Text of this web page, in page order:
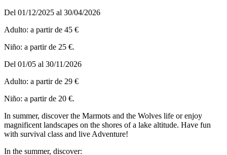
Del 01/12/2025 al 30/04/2026
Adulto: a partir de 45 €
Niño: a partir de 25 €.
Del 01/05 al 30/11/2026
Adulto: a partir de 29 €
Niño: a partir de 20 €.
In summer, discover the Marmots and the Wolves life or enjoy
magnificent landscapes on the shores of a lake altitude. Have fun
with survival class and live Adventure!
In the summer, discover: